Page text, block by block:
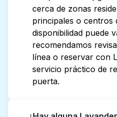
cerca de zonas
principales o centros
disponibilidad puede
recomendamos
línea o reservar con
servicio práctico de
puerta.